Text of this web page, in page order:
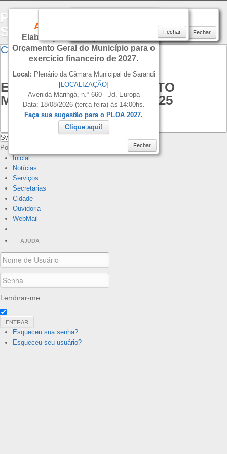
PREFEITURA DO MUNICIPIO DE
SARANDI
CLIQUE PARA VISUALIZAR...
ESCALA DE ATENDIMENTO
MÉDICO UBS - JULHO 2025
Switch to Desktop Version
Powered by
Inicial
Notícias
Serviços
Secretarias
Cidade
Ouvidoria
WebMail
...
AJUDA
Lembrar-me
ENTRAR
Esqueceu sua senha?
Esqueceu seu usuário?
AUDIÊNCIA PÚBLICA
Elaboração do Projeto de Lei do
Orçamento Geral do Município para o
exercício financeiro de 2027.
Local: Plenário da Câmara Municipal de Sarandi
[LOCALIZAÇÃO]
Avenida Maringá, n.º 660 - Jd. Europa
Data: 18/08/2026 (terça-feira) às 14:00hs.
Faça sua sugestão para o PLOA 2027.
Clique aqui!
Fechar
Fechar
Fechar
Fechar